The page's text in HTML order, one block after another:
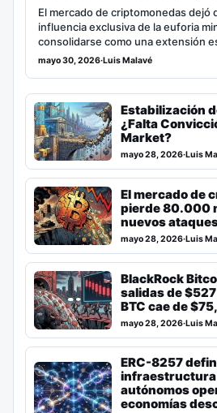
El mercado de criptomonedas dejó
influencia exclusiva de la euforia
consolidarse como una extensión
mayo 30, 2026·Luis Malavé
Estabilización
¿Falta
Market?
mayo 28, 2026·Luis
El mercado de
pierde 80.000
nuevos ataques
mayo 28, 2026·Luis
BlackRock
salidas de
BTC cae de
mayo 28, 2026·Luis
ERC-8257
infraestructura
autónomos
economías